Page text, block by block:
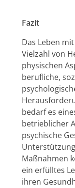
Fazit
Das Leben
Vielzahl von
physischen
berufliche,
bedarf es
betrieblicher
psychische
Maßnahmen
ein erfülltes
ihren